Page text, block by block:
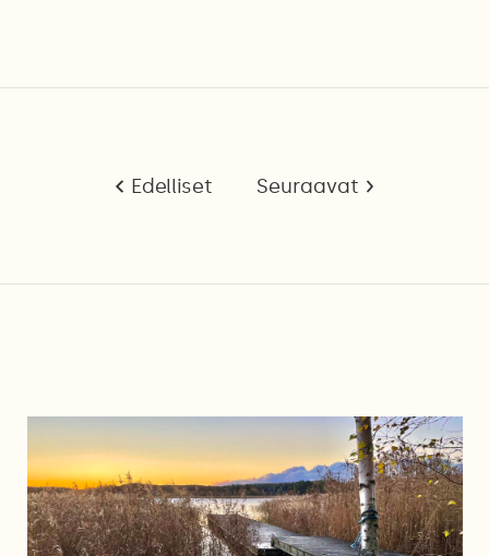
Edelliset Seuraavat